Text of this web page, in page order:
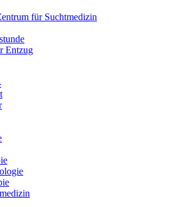
für Suchtmedizin
Entzug